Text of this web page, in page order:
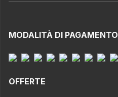
MODALITÀ DI PAGAMENTO
OFFERTE